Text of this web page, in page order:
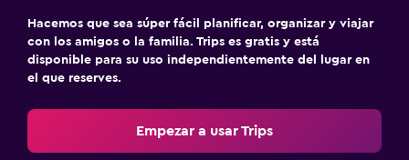
Servicio de traslado (cargo adicional)
Ideal para familias
Cuidado de niños o guardería
Cuna/cama nido disponibles
Hacemos que sea súper fácil planificar, organizar y viajar
con los amigos o la familia. Trips es gratis y está
disponible para su uso independientemente del lugar en
el que reserves.
Empezar a usar Trips